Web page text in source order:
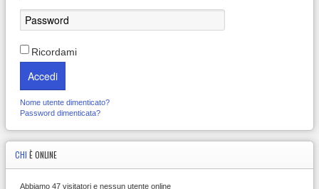
Ricordami
Accedi
Nome utente dimenticato?
Password dimenticata?
CHI È ONLINE
Abbiamo 47 visitatori e nessun utente online